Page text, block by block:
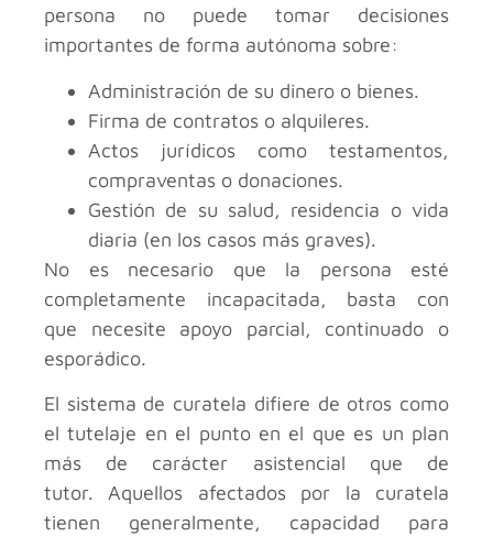
persona no puede tomar decisiones
importantes de forma autónoma sobre:
Administración de su dinero o bienes.
Firma de contratos o alquileres.
Actos jurídicos como testamentos,
compraventas o donaciones.
Gestión de su salud, residencia o vida
diaria (en los casos más graves).
No es necesario que la persona esté
completamente incapacitada, basta con
que necesite apoyo parcial, continuado o
esporádico.
El sistema de curatela difiere de otros como
el tutelaje en el punto en el que es un plan
más de carácter asistencial que de
tutor. Aquellos afectados por la curatela
tienen generalmente, capacidad para